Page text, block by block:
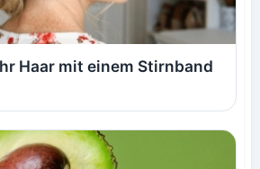
Haar mit einem Stirnband